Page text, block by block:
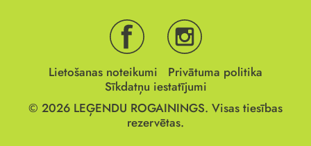
Lietošanas noteikumi
Privātuma politika
Sīkdatņu iestatījumi
© 2026 LEĢENDU ROGAININGS. Visas tiesības
rezervētas.